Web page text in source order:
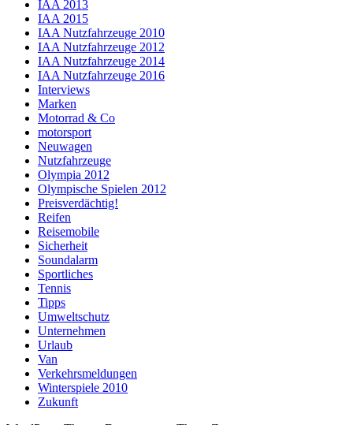
IAA 2013
IAA 2015
IAA Nutzfahrzeuge 2010
IAA Nutzfahrzeuge 2012
IAA Nutzfahrzeuge 2014
IAA Nutzfahrzeuge 2016
Interviews
Marken
Motorrad & Co
motorsport
Neuwagen
Nutzfahrzeuge
Olympia 2012
Olympische Spielen 2012
Preisverdächtig!
Reifen
Reisemobile
Sicherheit
Soundalarm
Sportliches
Tennis
Tipps
Umweltschutz
Unternehmen
Urlaub
Van
Verkehrsmeldungen
Winterspiele 2010
Zukunft